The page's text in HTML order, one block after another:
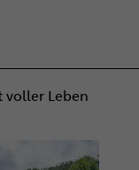
voller Leben